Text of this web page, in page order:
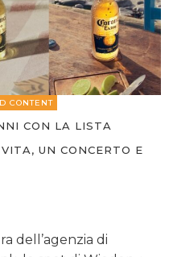
CONTENT
CON LA LISTA
UN CONCERTO E
dell’agenzia di